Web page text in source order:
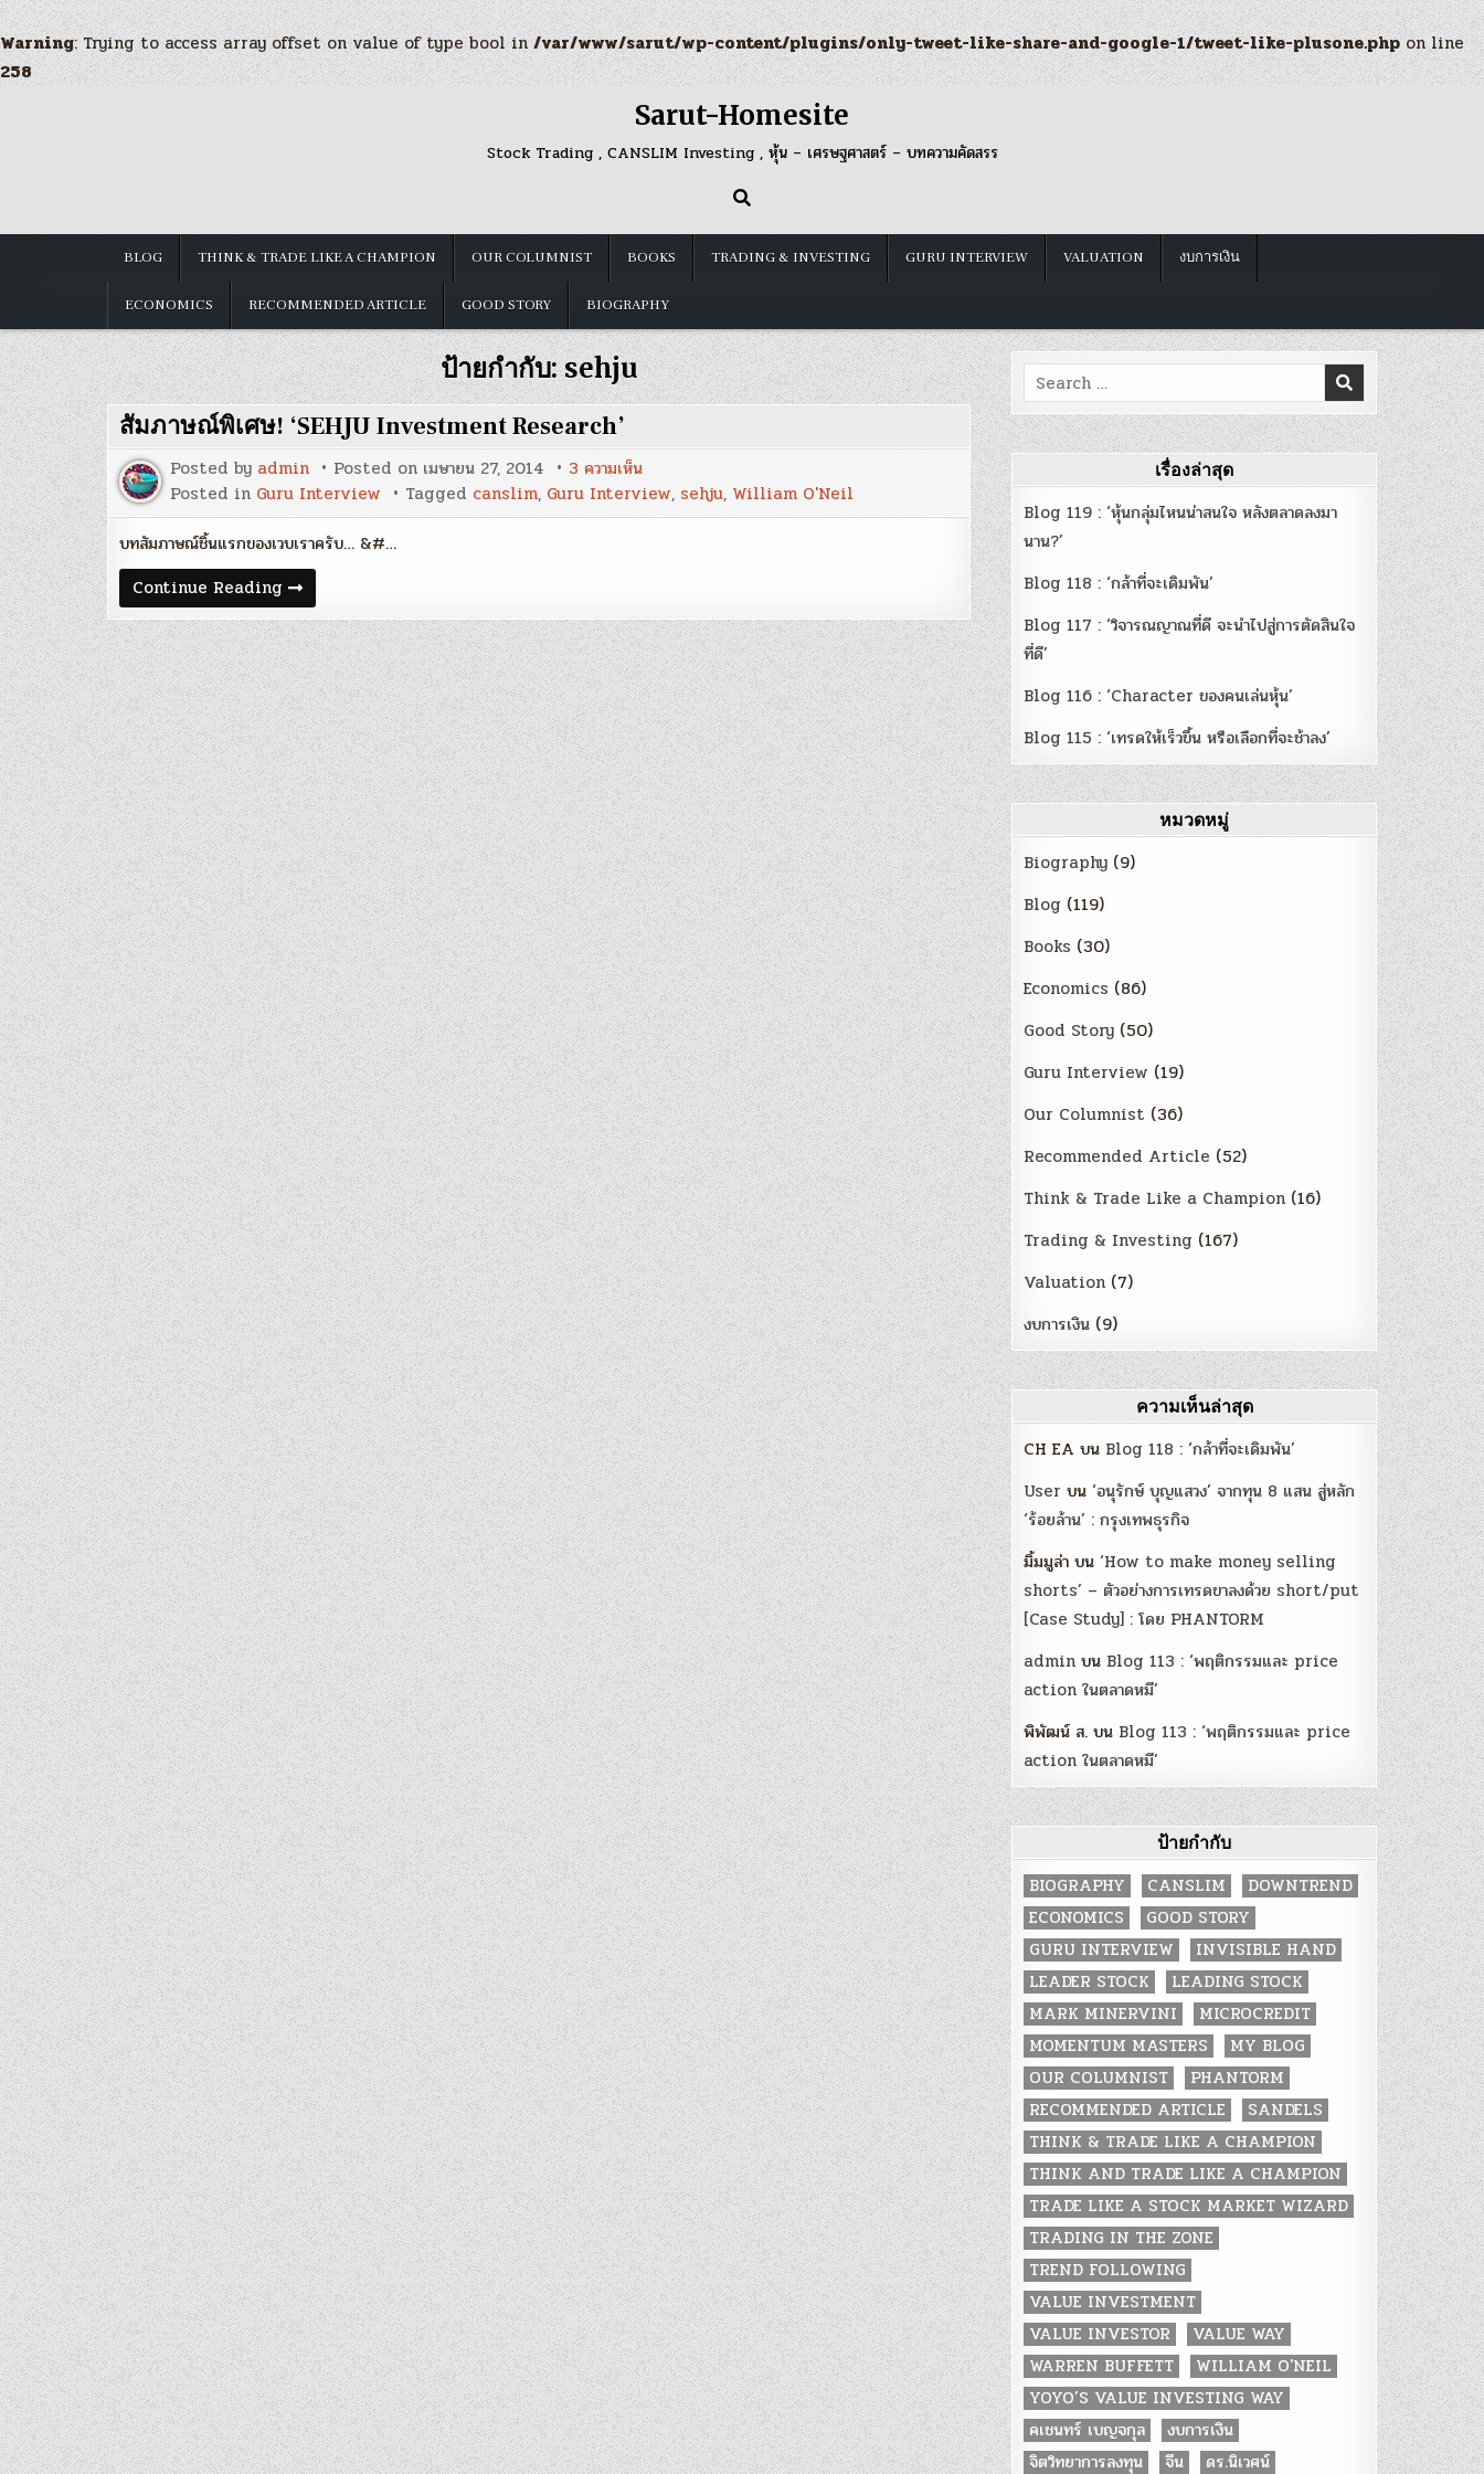
Warning: Trying to access array offset on value of type bool in/var/www/sarut/wp-content/plugins/only-tweet-like-share-and-google-1/tweet-like-plusone.phpon line
258
Sarut-Homesite
Stock Trading , CANSLIM Investing , หุ้น – เศรษฐศาสตร์ – บทความคัดสรร
BLOG THINK & TRADE LIKE A CHAMPION OUR COLUMNIST BOOKS TRADING & INVESTING GURU INTERVIEW VALUATION งบการเงิน
ECONOMICS RECOMMENDED ARTICLE GOOD STORY BIOGRAPHY
ป้ายกำกับ:sehju
สัมภาษณ์พิเศษ! ‘SEHJU Investment Research’
Posted by admin Posted on เมษายน 27, 2014 3 ความเห็นบน
สัมภาษณ์
พิเศษ!
‘SEHJU
Posted in Guru Interview Tagged canslim, Guru Interview, sehju, William O'Neil
บทสัมภาษณ์ชิ้นแรกของเวบเราครับ… &#…
Continue Reading สัมภาษณ์
พิเศษ!
‘SEHJU
Investment
Research’
Search
for:
เรื่องล่าสุด
Blog 119 : ‘หุ้นกลุ่มไหนน่าสนใจ หลังตลาดลงมา
นาน?’
Blog 118 : ‘กล้าที่จะเดิมพัน’
Blog 117 : ‘วิจารณญาณที่ดี จะนำไปสู่การตัดสินใจ
ที่ดี’
Blog 116 : ‘Character ของคนเล่นหุ้น’
Blog 115 : ‘เทรดให้เร็วขึ้น หรือเลือกที่จะช้าลง’
หมวดหมู่
Biography (9)
Blog (119)
Books (30)
Economics (86)
Good Story (50)
Guru Interview (19)
Our Columnist (36)
Recommended Article (52)
Think & Trade Like a Champion (16)
Trading & Investing (167)
Valuation (7)
งบการเงิน (9)
ความเห็นล่าสุด
CH EA บน Blog 118 : ‘กล้าที่จะเดิมพัน’
User บน‘อนุรักษ์ บุญแสวง’ จากทุน 8 แสน สู่หลัก
‘ร้อยล้าน’ : กรุงเทพธุรกิจ
มิ้มมูล่า บน‘How to make money selling
shorts’ – ตัวอย่างการเทรดขาลงด้วย short/put
[Case Study] : โดย PHANTORM
admin บน Blog 113 : ‘พฤติกรรมและ price
action ในตลาดหมี’
พิพัฒน์ ส. บน Blog 113 : ‘พฤติกรรมและ price
action ในตลาดหมี’
ป้ายกำกับ
BIOGRAPHY CANSLIM
DOWNTREND
ECONOMICS
GOOD STORY
GURU INTERVIEW
INVISIBLE HAND
LEADER STOCK
LEADING STOCK
MARK MINERVINI
MICROCREDIT
MOMENTUM MASTERS
MY BLOG
OUR COLUMNIST
PHANTORM
RECOMMENDED ARTICLE
SANDELS
THINK & TRADE LIKE A CHAMPION
THINK AND TRADE LIKE A CHAMPION
TRADE LIKE A STOCK MARKET WIZARD
TRADING IN THE ZONE
TREND FOLLOWING
VALUE INVESTMENT
VALUE INVESTOR
VALUE WAY
WARREN BUFFETT
WILLIAM O'NEIL
YOYO’S VALUE INVESTING WAY
คเชนทร์ เบญจกุล
งบการเงิน
จิตวิทยาการลงทุน
จีน ดร.นิเวศน์